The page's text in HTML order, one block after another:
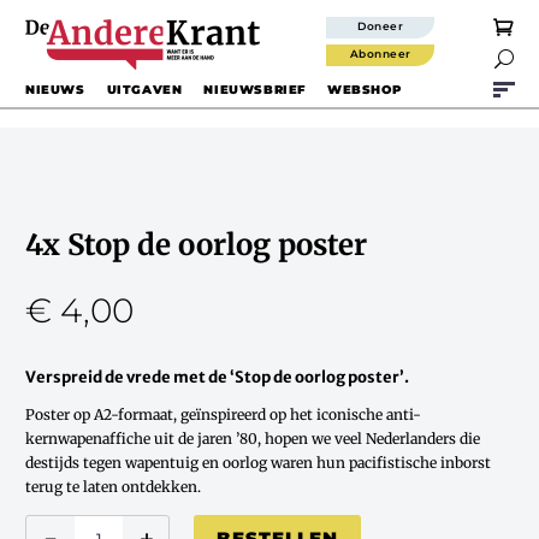
Doneer
Abonneer 
NIEUWS UITGAVEN NIEUWSBRIEF WEBSHOP
4x Stop de oorlog poster
€ 4,00
Verspreid de vrede met de ‘Stop de oorlog poster’.
Poster op A2-formaat, geïnspireerd op het iconische anti-
kernwapenaffiche uit de jaren ’80, hopen we veel Nederlanders die
destijds tegen wapentuig en oorlog waren hun pacifistische inborst
terug te laten ontdekken.